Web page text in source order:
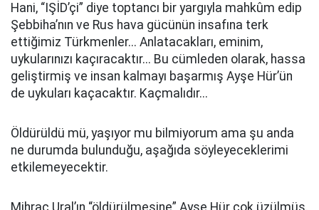
Hani, “IŞİD’çi” diye toptancı bir yargıyla mahkûm edip
Şebbiha’nın ve Rus hava gücünün insafına terk
ettiğimiz Türkmenler... Anlatacakları, eminim,
uykularınızı kaçıracaktır... Bu cümleden olarak, hassa
geliştirmiş ve insan kalmayı başarmış Ayşe Hür’ün
de uykuları kaçacaktır. Kaçmalıdır...
Öldürüldü mü, yaşıyor mu bilmiyorum ama şu anda
ne durumda bulunduğu, aşağıda söyleyeceklerimi
etkilemeyecektir.
Mihraç Ural’ın “öldürülmesine” Ayşe Hür çok üzülmüş.